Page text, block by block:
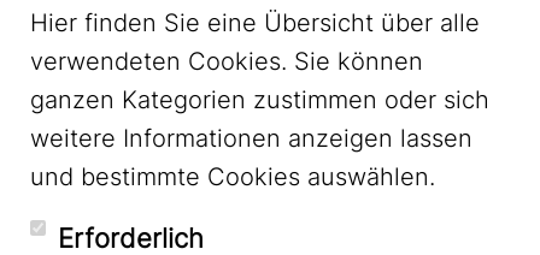
LinkedIn
YouTube
Hier finden Sie eine Übersicht über alle
verwendeten Cookies. Sie können
ganzen Kategorien zustimmen oder sich
weitere Informationen anzeigen lassen
und bestimmte Cookies auswählen.
Erforderlich